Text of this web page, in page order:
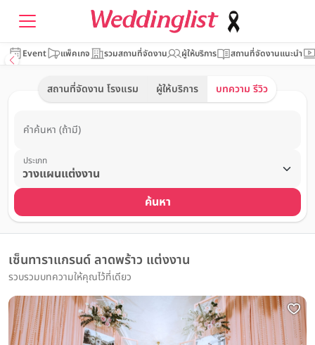
Event แพ็คเกจ รวมสถานที่จัดงาน ผู้ให้บริการ สถานที่จัดงานแนะนำ
สถานที่จัดงาน โรงแรม ผู้ให้บริการ บทความ รีวิว
คำค้นหา (ถ้ามี)
ประเภท
ค้นหา
เซ็นทาราแกรนด์ ลาดพร้าว แต่งงาน
รวบรวมบทความให้คุณไว้ที่เดียว